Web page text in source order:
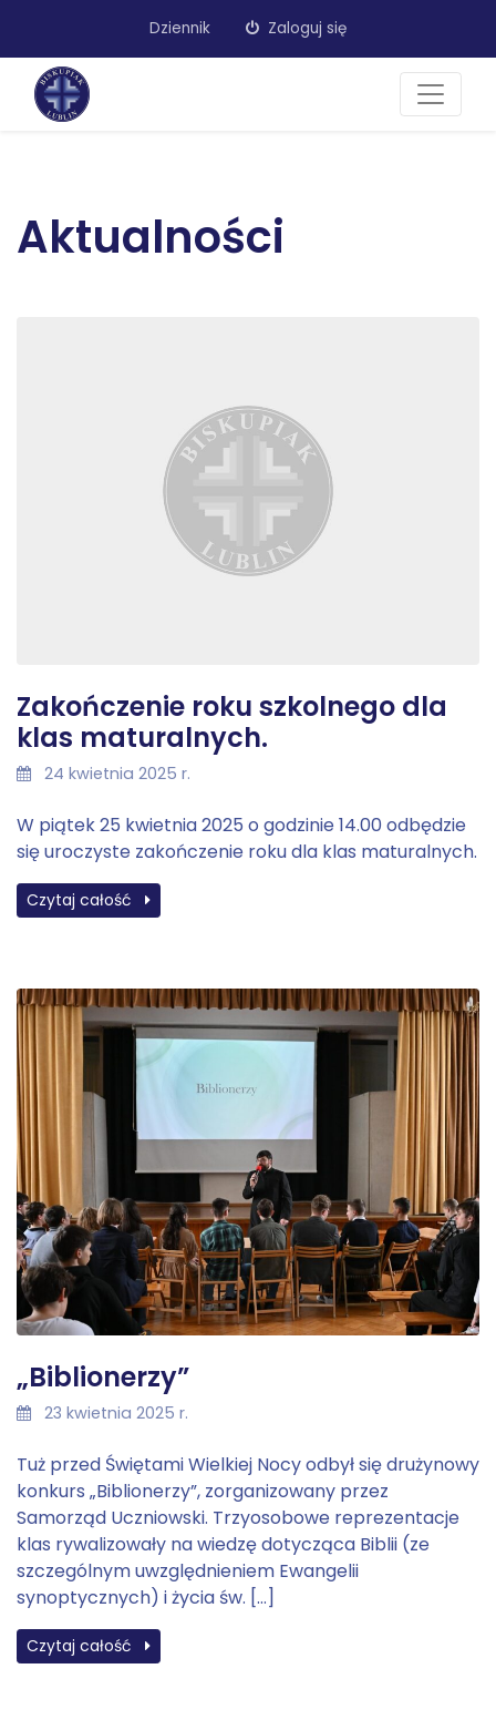
Dziennik Zaloguj się
Aktualności
Zakończenie roku szkolnego dla
klas maturalnych.
24 kwietnia 2025 r.
W piątek 25 kwietnia 2025 o godzinie 14.00 odbędzie
się uroczyste zakończenie roku dla klas maturalnych.
Czytaj całość
„Biblionerzy”
23 kwietnia 2025 r.
Tuż przed Świętami Wielkiej Nocy odbył się drużynowy
konkurs „Biblionerzy”, zorganizowany przez
Samorząd Uczniowski. Trzyosobowe reprezentacje
klas rywalizowały na wiedzę dotycząca Biblii (ze
szczególnym uwzględnieniem Ewangelii
synoptycznych) i życia św. […]
Czytaj całość